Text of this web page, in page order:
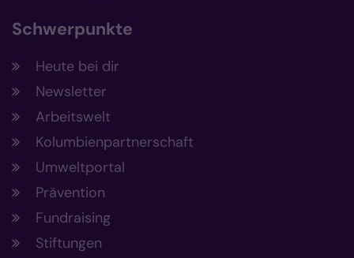
Schwerpunkte
Heute bei dir
Newsletter
Arbeitswelt
Kolumbienpartnerschaft
Umweltportal
Prävention
Fundraising
Stiftungen